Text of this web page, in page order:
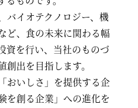
バイオテクノロジー、機
ど、食の未来に関わる幅
資を行い、当社のものづ
出を目指します。
おいしさ」を提供する企
を創る企業」への進化を